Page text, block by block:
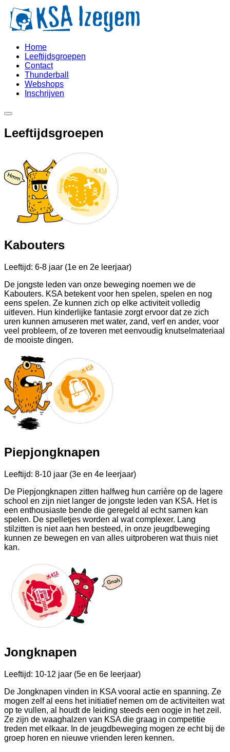
Home
Leeftijdsgroepen
Contact
Thunderball
Webshops
Inschrijven
Leeftijdsgroepen
Kabouters
Leeftijd: 6-8 jaar (1e en 2e leerjaar)
De jongste leden van onze beweging noemen we de
Kabouters. KSA betekent voor hen spelen, spelen en nog
eens spelen. Ze kunnen zich op elke activiteit volledig
uitleven. Hun kinderlijke fantasie zorgt ervoor dat ze zich
uren kunnen amuseren met water, zand, verf en ander, voor
veel probleem, of ze toveren met eenvoudig knutselmateriaal
de mooiste dingen.
Piepjongknapen
Leeftijd: 8-10 jaar (3e en 4e leerjaar)
De Piepjongknapen zitten halfweg hun carrière op de lagere
school en zijn niet langer de jongste leden van KSA. Het is
een enthousiaste bende die geregeld al echt samen kan
spelen. De spelletjes worden al wat complexer. Lang
stilzitten is niet aan hen besteed, in onze jeugdbeweging
kunnen ze bewegen en van alles uitproberen wat thuis niet
kan.
Jongknapen
Leeftijd: 10-12 jaar (5e en 6e leerjaar)
De Jongknapen vinden in KSA vooral actie en spanning. Ze
mogen zelf al eens het initiatief nemen om de activiteiten wat
op te vullen, al houdt de leiding steeds een oogje in het zeil.
Ze zijn de waaghalzen van KSA die graag in competitie
treden met elkaar. In de jeugdbeweging mogen ze echt bij de
groep horen en nieuwe vrienden leren kennen.